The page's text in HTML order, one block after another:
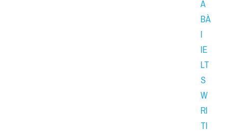
A
BÀ
I
IE
LT
S
W
RI
TI